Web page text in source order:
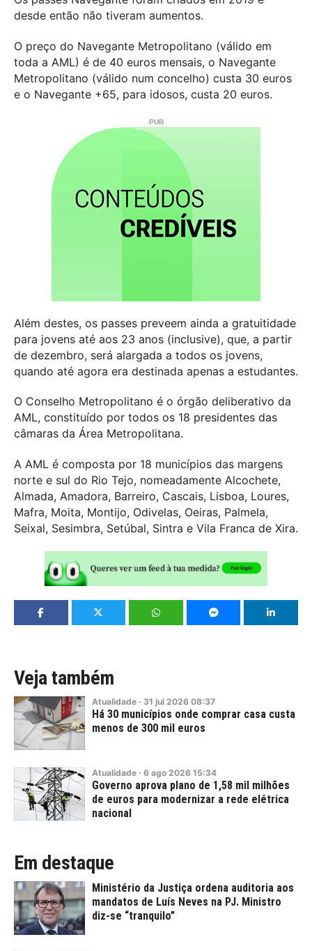
desde então não tiveram aumentos.
O preço do Navegante Metropolitano (válido em
toda a AML) é de 40 euros mensais, o Navegante
Metropolitano (válido num concelho) custa 30 euros
e o Navegante +65, para idosos, custa 20 euros.
Além destes, os passes preveem ainda a gratuitidade
para jovens até aos 23 anos (inclusive), que, a partir
de dezembro, será alargada a todos os jovens,
quando até agora era destinada apenas a estudantes.
O Conselho Metropolitano é o órgão deliberativo da
AML, constituído por todos os 18 presidentes das
câmaras da Área Metropolitana.
A AML é composta por 18 municípios das margens
norte e sul do Rio Tejo, nomeadamente Alcochete,
Almada, Amadora, Barreiro, Cascais, Lisboa, Loures,
Mafra, Moita, Montijo, Odivelas, Oeiras, Palmela,
Seixal, Sesimbra, Setúbal, Sintra e Vila Franca de Xira.
Veja também
Atualidade · 31 jul 2026 08:37
Há 30 municípios onde comprar casa custa
menos de 300 mil euros
Atualidade · 6 ago 2026 15:34
Governo aprova plano de 1,58 mil milhões
de euros para modernizar a rede elétrica
nacional
Em destaque
Ministério da Justiça ordena auditoria aos
mandatos de Luís Neves na PJ. Ministro
diz-se “tranquilo”